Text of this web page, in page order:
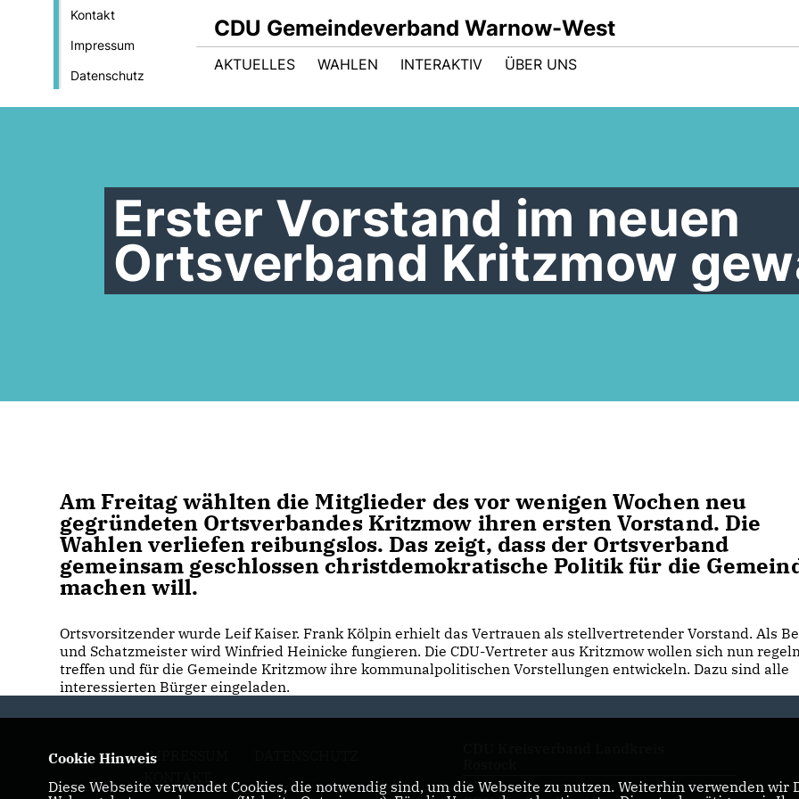
Kontakt
Impressum
Datenschutz
CDU Gemeindeverband Warnow-West
AKTUELLES WAHLEN INTERAKTIV ÜBER UNS
Erster Vorstand im neuen
Ortsverband Kritzmow
Am Freitag wählten die Mitglieder des vor wenigen Wochen neu
gegründeten Ortsverbandes Kritzmow ihren ersten Vorstand. Die
Wahlen verliefen reibungslos. Das zeigt, dass der Ortsverband
gemeinsam geschlossen christdemokratische Politik für die
machen will.
Ortsvorsitzender wurde Leif Kaiser. Frank Kölpin erhielt das Vertrauen als stellvertretender Vorstand. Als
und Schatzmeister wird Winfried Heinicke fungieren. Die CDU-Vertreter aus Kritzmow wollen sich nun
treffen und für die Gemeinde Kritzmow ihre kommunalpolitischen Vorstellungen entwickeln. Dazu sind alle
interessierten Bürger eingeladen.
IMPRESSUM
KONTAKT
Cookie Hinweis
Diese Webseite verwendet Cookies, die notwendig sind, um die Webseite zu nutzen. Weiterhin verwenden